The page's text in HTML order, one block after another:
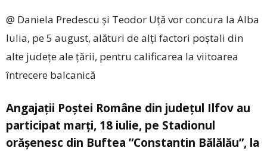
@ Daniela Predescu și Teodor Uță vor concura la Alba
Iulia, pe 5 august, alături de alți factori poștali din
alte județe ale țării, pentru calificarea la viitoarea
întrecere balcanică
Angajaţii Poştei Române din județul Ilfov au
participat marți, 18 iulie, pe Stadionul
orășenesc din Buftea ”Constantin Bălălău”, la